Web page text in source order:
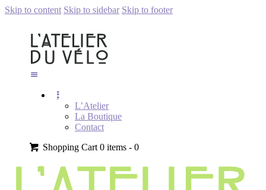
Skip to content Skip to sidebar Skip to footer
L’Atelier
La Boutique
Contact
Shopping Cart 0 items -0